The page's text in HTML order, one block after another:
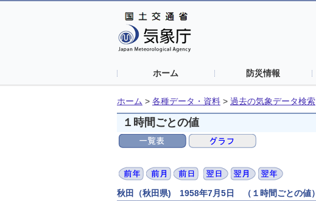
ホーム 防災情報
ホーム > 各種データ・資料 > 過去の気象データ検索
１時間ごとの値
秋田（秋田県) 1958年7月5日 （１時間ごとの値）